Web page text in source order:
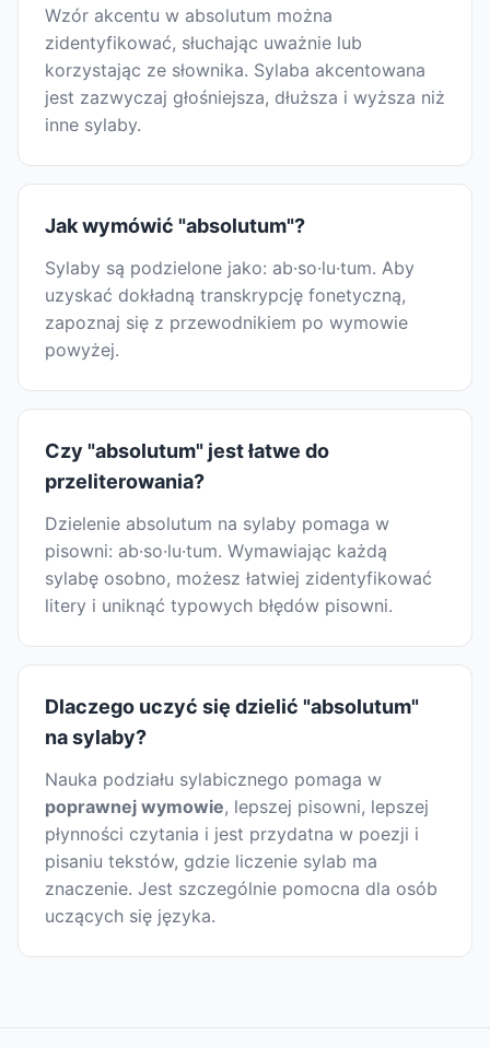
Wzór akcentu w absolutum można
zidentyfikować, słuchając uważnie lub
korzystając ze słownika. Sylaba akcentowana
jest zazwyczaj głośniejsza, dłuższa i wyższa niż
inne sylaby.
Jak wymówić "absolutum"?
Sylaby są podzielone jako: ab·so·lu·tum. Aby
uzyskać dokładną transkrypcję fonetyczną,
zapoznaj się z przewodnikiem po wymowie
powyżej.
Czy "absolutum" jest łatwe do
przeliterowania?
Dzielenie absolutum na sylaby pomaga w
pisowni: ab·so·lu·tum. Wymawiając każdą
sylabę osobno, możesz łatwiej zidentyfikować
litery i uniknąć typowych błędów pisowni.
Dlaczego uczyć się dzielić "absolutum"
na sylaby?
Nauka podziału sylabicznego pomaga w
poprawnej wymowie, lepszej pisowni, lepszej
płynności czytania i jest przydatna w poezji i
pisaniu tekstów, gdzie liczenie sylab ma
znaczenie. Jest szczególnie pomocna dla osób
uczących się języka.